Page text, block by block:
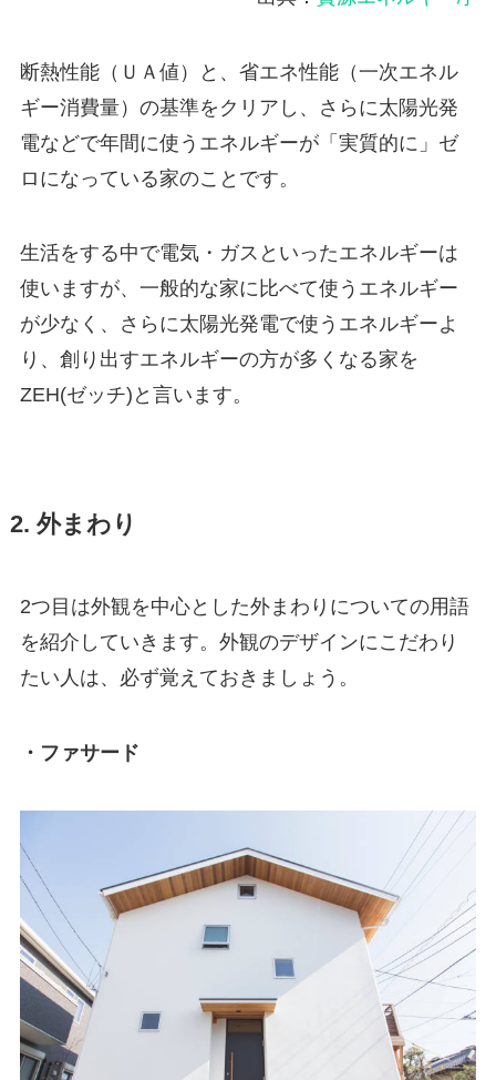
断熱性能（ＵＡ値）と、省エネ性能（一次エネル
ギー消費量）の基準をクリアし、さらに太陽光発
電などで年間に使うエネルギーが「実質的に」ゼ
ロになっている家のことです。
生活をする中で電気・ガスといったエネルギーは
使いますが、一般的な家に比べて使うエネルギー
が少なく、さらに太陽光発電で使うエネルギーよ
り、創り出すエネルギーの方が多くなる家を
ZEH(ゼッチ)と言います。
2. 外まわり
2つ目は外観を中心とした外まわりについての用語
を紹介していきます。外観のデザインにこだわり
たい人は、必ず覚えておきましょう。
・ファサード